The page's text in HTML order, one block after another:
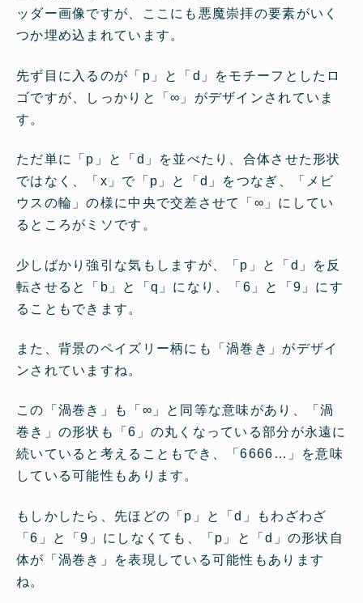
ッダー画像ですが、ここにも悪魔崇拝の要素がいく
つか埋め込まれています。
先ず目に入るのが「p」と「d」をモチーフとしたロ
ゴですが、しっかりと「∞」がデザインされていま
す。
ただ単に「p」と「d」を並べたり、合体させた形状
ではなく、「x」で「p」と「d」をつなぎ、「メビ
ウスの輪」の様に中央で交差させて「∞」にしてい
るところがミソです。
少しばかり強引な気もしますが、「p」と「d」を反
転させると「b」と「q」になり、「6」と「9」にす
ることもできます。
また、背景のペイズリー柄にも「渦巻き」がデザイ
ンされていますね。
この「渦巻き」も「∞」と同等な意味があり、「渦
巻き」の形状も「6」の丸くなっている部分が永遠に
続いていると考えることもでき、「6666…」を意味
している可能性もあります。
もしかしたら、先ほどの「p」と「d」もわざわざ
「6」と「9」にしなくても、「p」と「d」の形状自
体が「渦巻き」を表現している可能性もあります
ね。